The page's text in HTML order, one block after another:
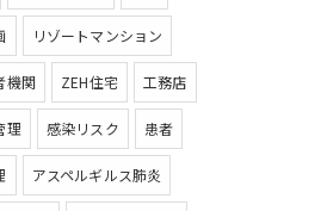
リゾートマンション
機関 ZEH住宅 工務店
理 感染リスク 患者
アスペルギルス肺炎